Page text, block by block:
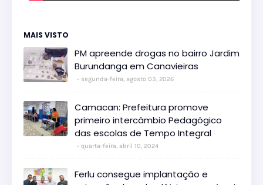
MAIS VISTO
PM apreende drogas no bairro Jardim
Burundanga em Canavieiras
segunda-feira, agosto 03, 2026
Camacan: Prefeitura promove
primeiro intercâmbio Pedagógico
das escolas de Tempo Integral
quarta-feira, abril 10, 2024
Ferlu consegue implantação e